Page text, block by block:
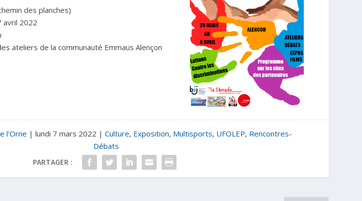
des planches)
avril 2022
ateliers de la communauté Emmaüs Alençon
l'Orne |lundi 7 mars 2022 |Culture, Exposition, Multisports, UFOLEP, Rencontres-
Débats
PARTAGER :